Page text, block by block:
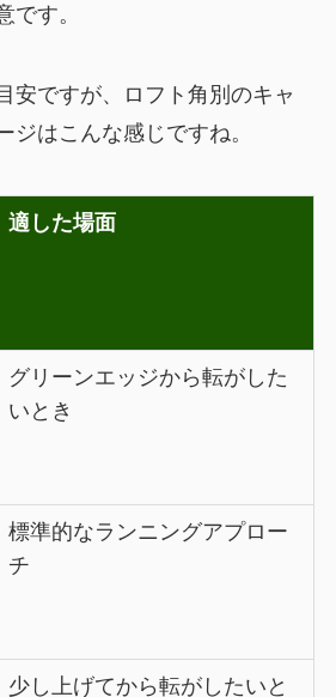
です。
安ですが、ロフト角別のキャ
ジはこんな感じですね。
適した場面
グリーンエッジから転がした
いとき
標準的なランニングアプロー
チ
少し上げてから転がしたいと